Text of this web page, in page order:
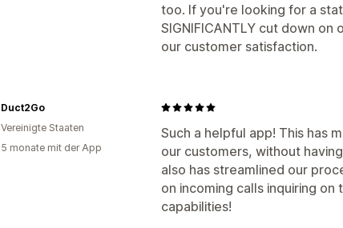
too. If you're looking for a
SIGNIFICANTLY cut down
our customer satisfaction.
Such a helpful app! This has
our customers, without
also has streamlined our
on incoming calls inquiring
capabilities!
Duct2Go
Vereinigte Staaten
5 monate mit der App